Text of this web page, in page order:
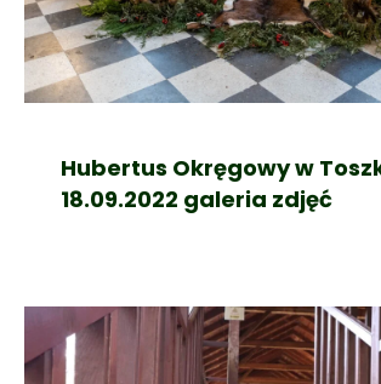
Hubertus Okręgowy w
18.09.2022 galeria zdjęć